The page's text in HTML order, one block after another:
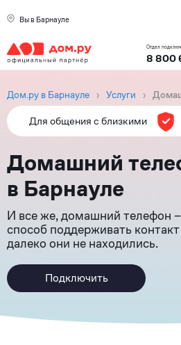
Вы в Барнауле
Отдел
8 800
Дом.ру в Барнауле › Услуги ›
Для общения с близкими
Домашний
в Барнауле
И все же, домашний телефон
способ поддерживать
далеко они не находились.
Подключить